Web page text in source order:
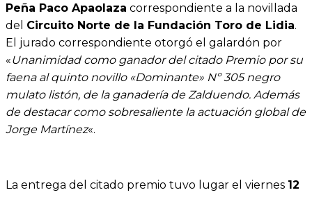
Peña Paco Apaolaza correspondiente a la novillada
del Circuito Norte de la Fundación Toro de Lidia.
El jurado correspondiente otorgó el galardón por
«Unanimidad como ganador del citado Premio por su
faena al quinto novillo «Dominante» Nº 305 negro
mulato listón, de la ganadería de Zalduendo. Además
de destacar como sobresaliente la actuación global de
Jorge Martínez«.
La entrega del citado premio tuvo lugar el viernes 12